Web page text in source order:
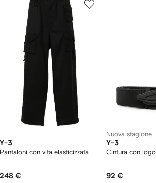
Y-3
Pantaloni con vita elasticizzata
248 €
Nuova stagione
Y-3
Cintura con logo
92 €